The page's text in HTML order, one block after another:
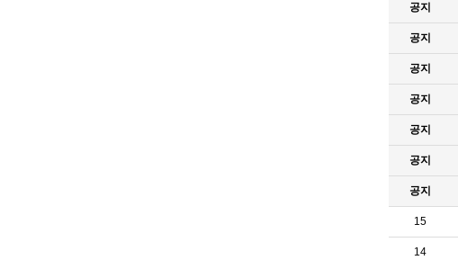
공지
공지
공지
공지
공지
공지
공지
15
14